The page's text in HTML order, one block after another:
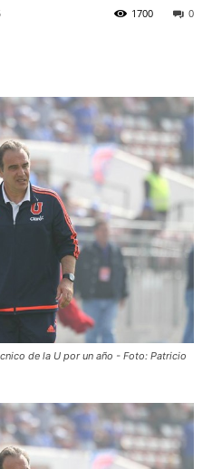
0
1700
de la U por un año - Foto: Patricio